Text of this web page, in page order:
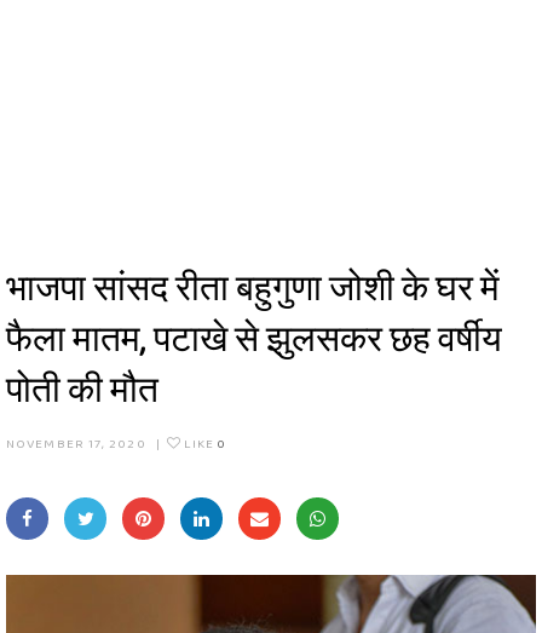
भाजपा सांसद रीता बहुगुणा जोशी के घर में
फैला मातम, पटाखे से झुलसकर छह वर्षीय
पोती की मौत
NOVEMBER 17, 2020 | LIKE 0